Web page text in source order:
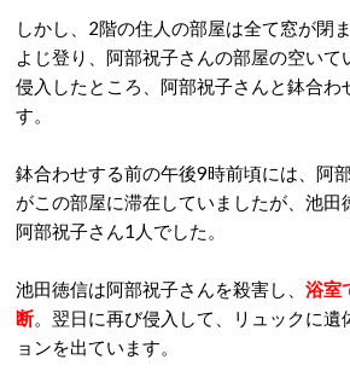
しかし、2階の住人の部屋は全て窓が閉
よじ登り、 阿部祝子さんの部屋の空いて
侵入したところ、阿部祝子さんと鉢合わ
す。
鉢合わせする前の午後9時前頃には、阿
がこの部屋に滞在していましたが、池田
阿部祝子さん1人でした。
池田徳信は阿部祝子さんを殺害し、 浴室
断。翌日に再び侵入して、リュックに遺
ョンを出ています。